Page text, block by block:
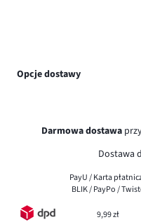
Opcje dostawy
Darmowa dostawa
Dostawa
PayU / Karta
BLIK / PayPo /
9,99 zł